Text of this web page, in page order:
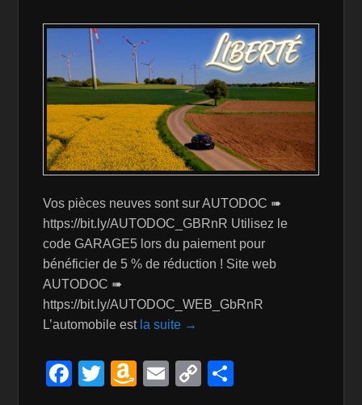
st
Vos pièces neuves sont sur AUTODOC ➠
https://bit.ly/AUTODOC_GBRnR Utilisez le
code GARAGE5 lors du paiement pour
bénéficier de 5 % de réduction ! Site web
AUTODOC ➠
https://bit.ly/AUTODOC_WEB_GbRnR
L’automobile est la suite →
F
T
A
E
C